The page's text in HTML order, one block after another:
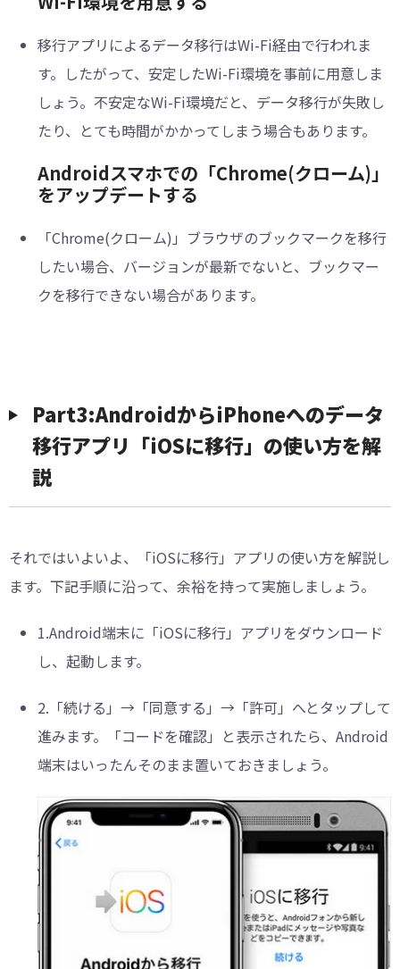
移行アプリによるデータ移行はWi-Fi経由で行われま
す。したがって、安定したWi-Fi環境を事前に用意しま
しょう。不安定なWi-Fi環境だと、データ移行が失敗し
たり、とても時間がかかってしまう場合もあります。
Androidスマホでの「Chrome(クローム)」
をアップデートする
「Chrome(クローム)」ブラウザのブックマークを移行
したい場合、バージョンが最新でないと、ブックマー
クを移行できない場合があります。
Part3:AndroidからiPhoneへのデータ
移行アプリ「iOSに移行」の使い方を解
説
それではいよいよ、「iOSに移行」アプリの使い方を解説し
ます。下記手順に沿って、余裕を持って実施しましょう。
1.Android端末に「iOSに移行」アプリをダウンロード
し、起動します。
2.「続ける」→「同意する」→「許可」へとタップして
進みます。「コードを確認」と表示されたら、Android
端末はいったんそのまま置いておきましょう。